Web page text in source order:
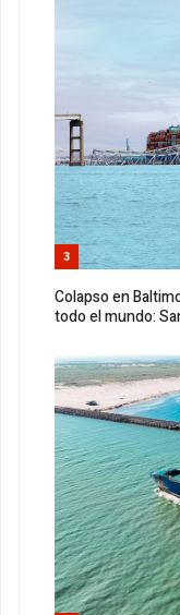
3
Colapso en
todo el mundo: